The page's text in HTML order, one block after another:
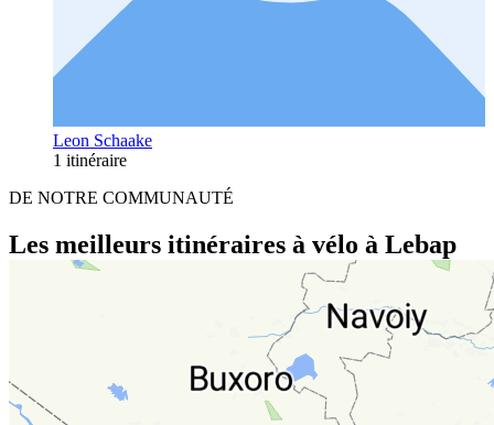
Leon Schaake
1 itinéraire
DE NOTRE COMMUNAUTÉ
Les meilleurs itinéraires à vélo à Lebap